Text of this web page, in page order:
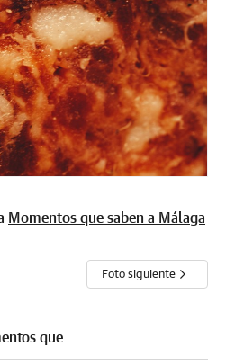
Momentos que saben a Málaga
Foto siguiente
que